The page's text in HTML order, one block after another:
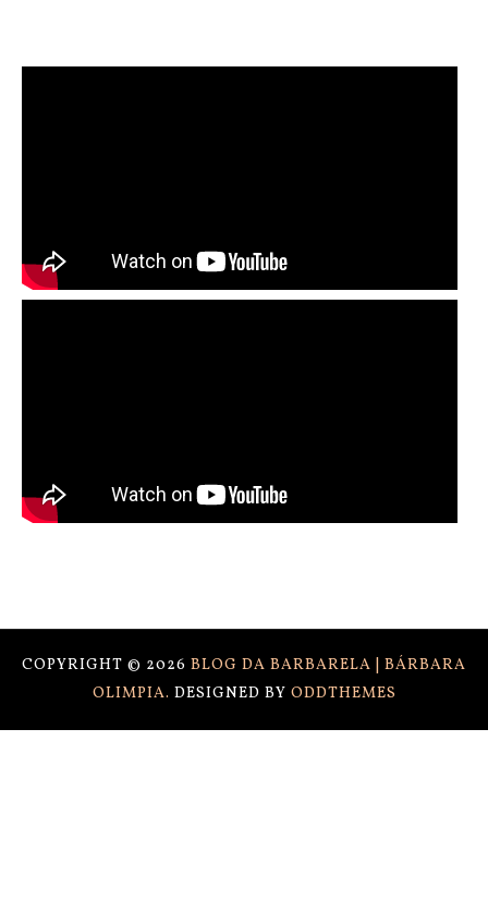
COPYRIGHT © 2026 BLOG DA BARBARELA | BÁRBARA
OLIMPIA. DESIGNED BY ODDTHEMES